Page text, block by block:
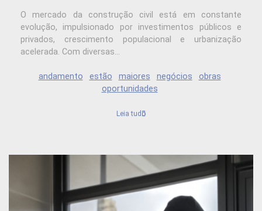
O mercado da construção civil está em constante
evolução, impulsionado por investimentos públicos e
privados, crescimento populacional e urbanização
acelerada. Com diversas...
andamento estão maiores negócios
obras
oportunidades
Leia tudo